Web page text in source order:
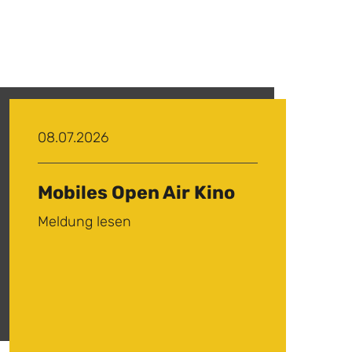
08.07.2026
Mobiles Open Air Kino
Meldung lesen